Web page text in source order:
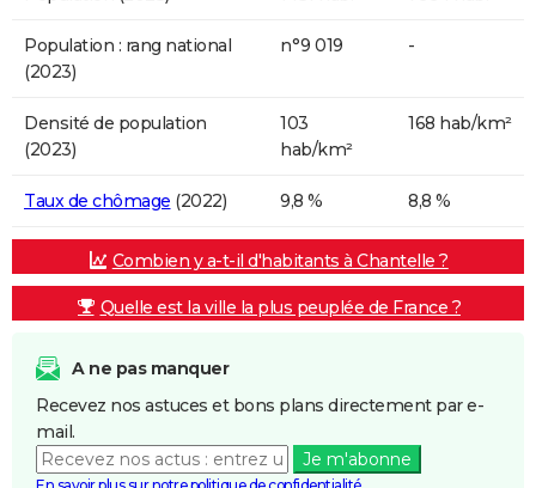
Population : rang national
(2023)
n°9 019 -
Densité de population
(2023)
103
hab/km²
168 hab/km²
Taux de chômage (2022) 9,8 % 8,8 %
Combien y a-t-il d'habitants à Chantelle ?
Quelle est la ville la plus peuplée de France ?
A ne pas manquer
Recevez nos astuces et bons plans directement par e-
mail.
Je m'abonne